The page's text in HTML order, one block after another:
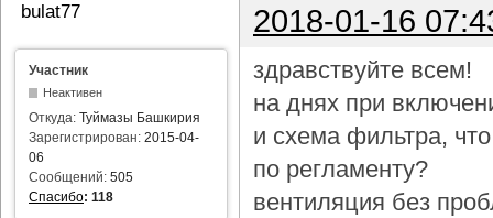
bulat77 2018-01-16
Участник
Неактивен
Откуда: Туймазы Башкирия
Зарегистрирован: 2015-04-
06
Сообщений: 505
Спасибо: 118
здравствуйте всем!
на днях при
и схема фильтра,
по регламенту?
вентиляция без